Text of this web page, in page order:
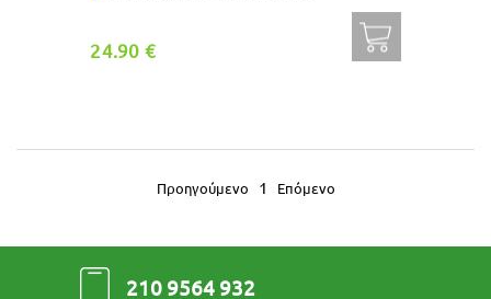
24.90 €
Προηγούμενο 1 Επόμενο
210 9564 932